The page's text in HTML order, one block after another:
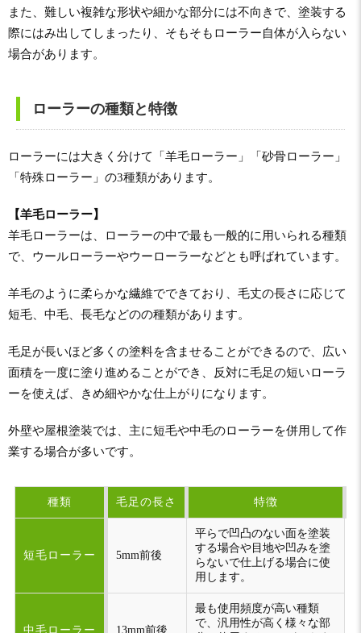
また、難しい複雑な形状や細かな部分には不向きで、塗装する
際にはみ出してしまったり、そもそもローラー自体が入らない
場合があります。
ローラーの種類と特徴
ローラーには大きく分けて「羊毛ローラー」「砂骨ローラー」
「特殊ローラー」の3種類があります。
【羊毛ローラー】
羊毛ローラーは、ローラーの中で最も一般的に用いられる種類
で、ウールローラーやウーローラーなどとも呼ばれています。
羊毛のように柔らかな繊維でできており、毛丈の長さに応じて
短毛、中毛、長毛などのの種類があります。
毛足が長いほど多くの塗料を含ませることができるので、広い
面積を一度に塗り進めることができ、反対に毛足の短いローラ
ーを使えば、きめ細やかな仕上がりになります。
外壁や屋根塗装では、主に短毛や中毛のローラーを併用して作
業する場合が多いです。
種類 毛足の長さ 特徴
短毛ローラー 5mm前後
平らで凹凸のない面を塗装
する場合や目地や凹みを塗
らないで仕上げる場合に使
用します。
中毛ローラー 13mm前後
最も使用頻度が高い種類
で、汎用性が高く様々な部